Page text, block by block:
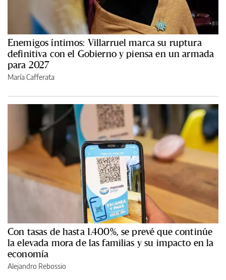
Enemigos íntimos: Villarruel marca su ruptura
definitiva con el Gobierno y piensa en un armada
para 2027
María Cafferata
Con tasas de hasta 1.400%, se prevé que continúe
la elevada mora de las familias y su impacto en la
economía
Alejandro Rebossio